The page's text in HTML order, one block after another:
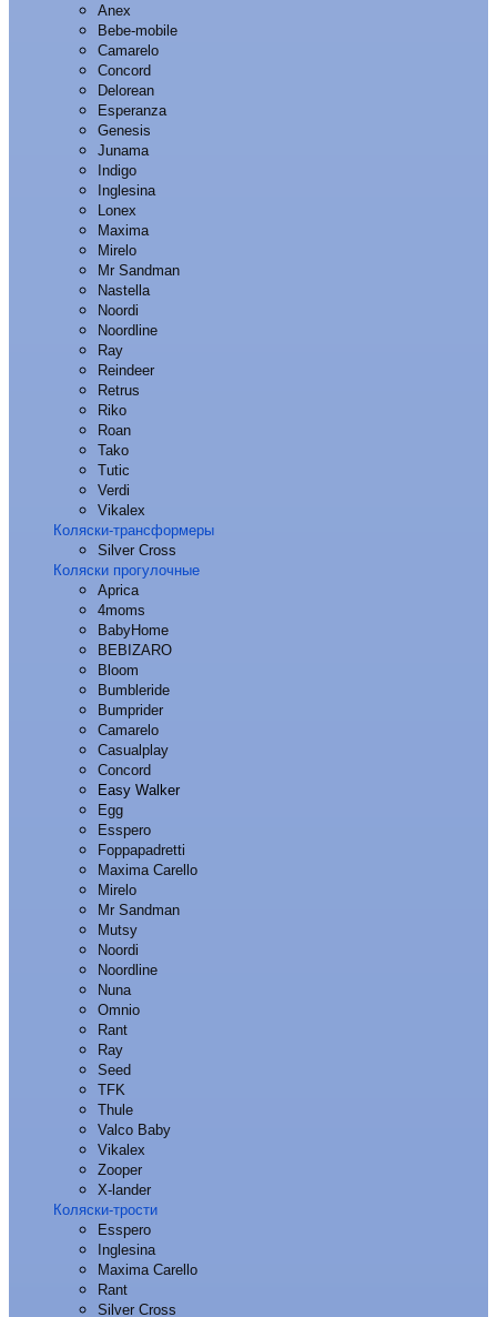
Anex
Bebe-mobile
Camarelo
Concord
Delorean
Esperanza
Genesis
Junama
Indigo
Inglesina
Lonex
Maxima
Mirelo
Mr Sandman
Nastella
Noordi
Noordline
Ray
Reindeer
Retrus
Riko
Roan
Tako
Tutic
Verdi
Vikalex
Коляски-трансформеры
Silver Cross
Коляски прогулочные
Aprica
4moms
BabyHome
BEBIZARO
Bloom
Bumbleride
Bumprider
Camarelo
Casualplay
Concord
Easy Walker
Egg
Esspero
Foppapadretti
Maxima Carello
Mirelo
Mr Sandman
Mutsy
Noordi
Noordline
Nuna
Omnio
Rant
Ray
Seed
TFK
Thule
Valco Baby
Vikalex
Zooper
X-lander
Коляски-трости
Esspero
Inglesina
Maxima Carello
Rant
Silver Cross